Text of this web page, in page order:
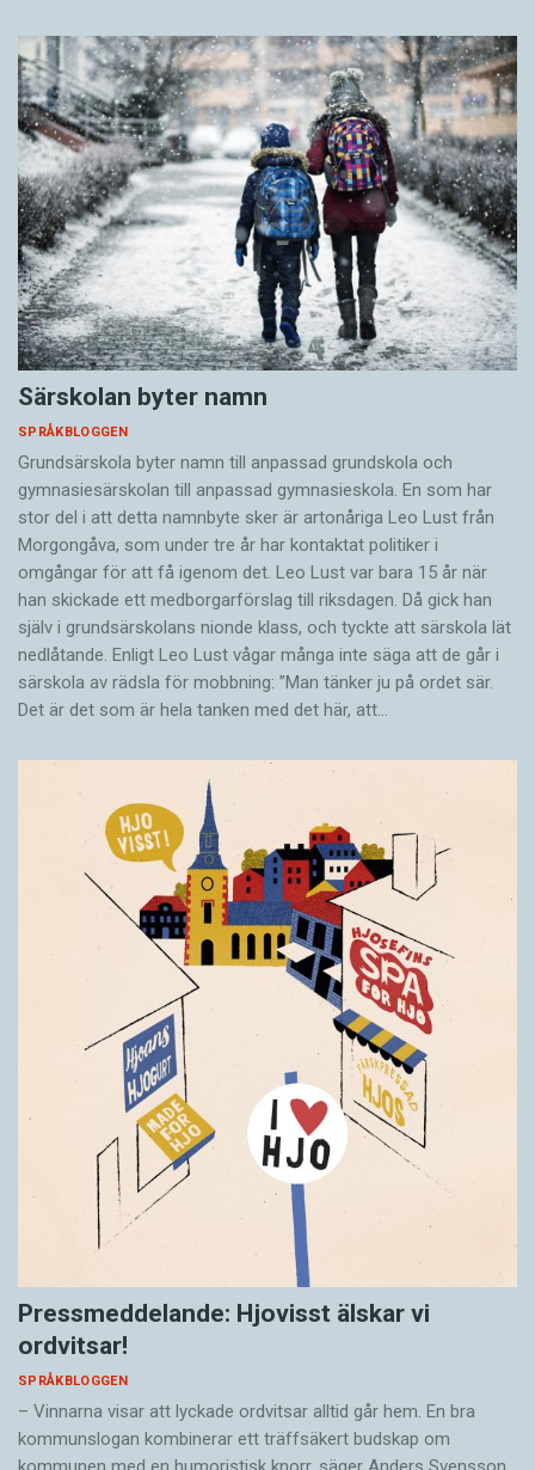
Särskolan byter namn
SPRÅKBLOGGEN
Grundsärskola byter namn till anpassad grundskola och
gymnasiesärskolan till anpassad gymnasieskola. En som har
stor del i att detta namnbyte sker är artonåriga Leo Lust från
Morgongåva, som under tre år har kontaktat politiker i
omgångar för att få igenom det. Leo Lust var bara 15 år när
han skickade ett medborgarförslag till riksdagen. Då gick han
själv i grundsärskolans nionde klass, och tyckte att särskola lät
nedlåtande. Enligt Leo Lust vågar många inte säga att de går i
särskola av rädsla för mobbning: ”Man tänker ju på ordet sär.
Det är det som är hela tanken med det här, att…
Pressmeddelande: Hjovisst älskar vi
ordvitsar!
SPRÅKBLOGGEN
– Vinnarna visar att lyckade ordvitsar alltid går hem. En bra
kommunslogan kombinerar ett träffsäkert budskap om